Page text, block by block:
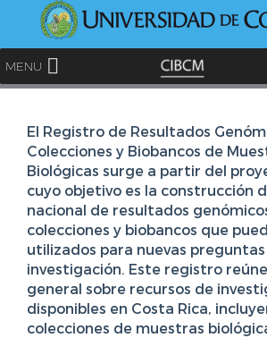
MENU
contentEl Registro de Resultados
Colecciones y Biobancos de
Biológicas surge a partir del
cuyo objetivo es la construcción
nacional de resultados
colecciones y biobancos que
utilizados para nuevas
investigación. Este registro
general sobre recursos de
disponibles en Costa Rica,
colecciones de muestras